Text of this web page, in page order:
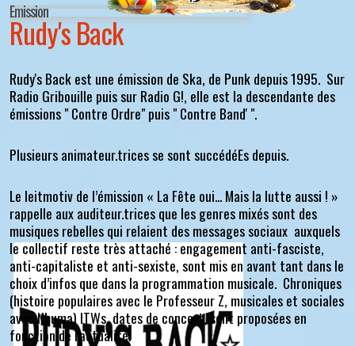
Emission
Rudy's Back
Rudy's Back est une émission de Ska, de Punk depuis 1995. Sur
Radio Gribouille puis sur Radio G!, elle est la descendante des
émissions " Contre Ordre" puis " Contre Band' ".
Plusieurs animateur.trices se sont succédéEs depuis.
Le leitmotiv de l’émission « La Fête oui... Mais la lutte aussi ! »
rappelle aux auditeur.trices que les genres mixés sont des
musiques rebelles qui relaient des messages sociaux auxquels
le collectif reste très attaché : engagement anti-fasciste,
anti-capitaliste et anti-sexiste, sont mis en avant tant dans le
choix d’infos que dans la programmation musicale. Chroniques
(histoire populaires avec le Professeur Z, musicales et sociales
avec Nhuma) ITWs, dates de concert, sont proposées en
fonction de l'actualité.